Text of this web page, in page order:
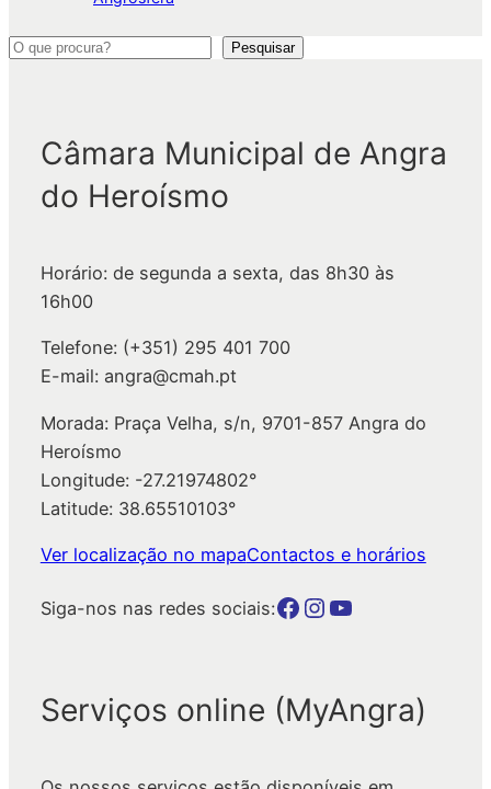
P
Pesquisar
Câmara Municipal de Angra
do Heroísmo
Horário: de segunda a sexta, das 8h30 às
16h00
Telefone: (+351) 295 401 700
E-mail: angra@cmah.pt
Morada: Praça Velha, s/n, 9701-857 Angra do
Heroísmo
Longitude: -27.21974802°
Latitude: 38.65510103°
Ver localização no mapaContactos e horários
Siga-nos nas redes sociais:Botão para a página da autarquia no Facebook Botão para a página da autarquia no Instagram Botão para a página da autarquia no Youtube
Serviços online (MyAngra)